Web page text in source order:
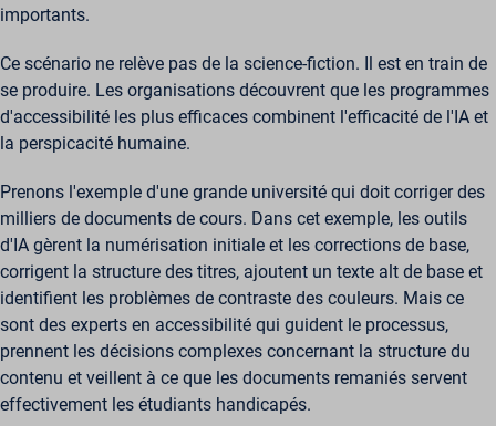
importants.
Ce scénario ne relève pas de la science-fiction. Il est en train de
se produire. Les organisations découvrent que les programmes
d'accessibilité les plus efficaces combinent l'efficacité de l'IA et
la perspicacité humaine.
Prenons l'exemple d'une grande université qui doit corriger des
milliers de documents de cours. Dans cet exemple, les outils
d'IA gèrent la numérisation initiale et les corrections de base,
corrigent la structure des titres, ajoutent un texte alt de base et
identifient les problèmes de contraste des couleurs. Mais ce
sont des experts en accessibilité qui guident le processus,
prennent les décisions complexes concernant la structure du
contenu et veillent à ce que les documents remaniés servent
effectivement les étudiants handicapés.